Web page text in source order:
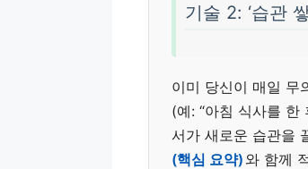
기술 2: ‘습관
이미 당신이 매일 무
(예: “아침 식사를 한
서가 새로운 습관을
(핵심 요약) 와 함께